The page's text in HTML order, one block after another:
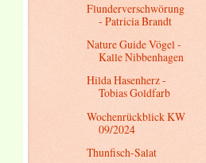
Flunderverschwörung
- Patricia Brandt
Nature Guide Vögel -
Kalle Nibbenhagen
Hilda Hasenherz -
Tobias Goldfarb
Wochenrückblick KW
09/2024
Thunfisch-Salat